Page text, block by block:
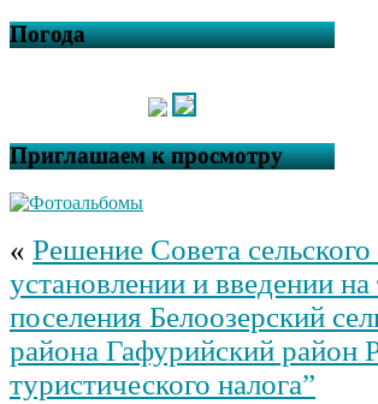
Погода
Приглашаем к просмотру
« Решение Совета
установлении и введении
поселения Белоозерский
района Гафурийский район
туристического налога”